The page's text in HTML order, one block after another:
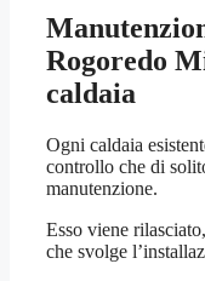
Rogoredo
caldaia
Ogni caldaia
controllo che di
manutenzione.
Esso viene
che svolge